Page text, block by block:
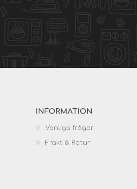
INFORMATION
Vanliga frågor
Frakt & Retur